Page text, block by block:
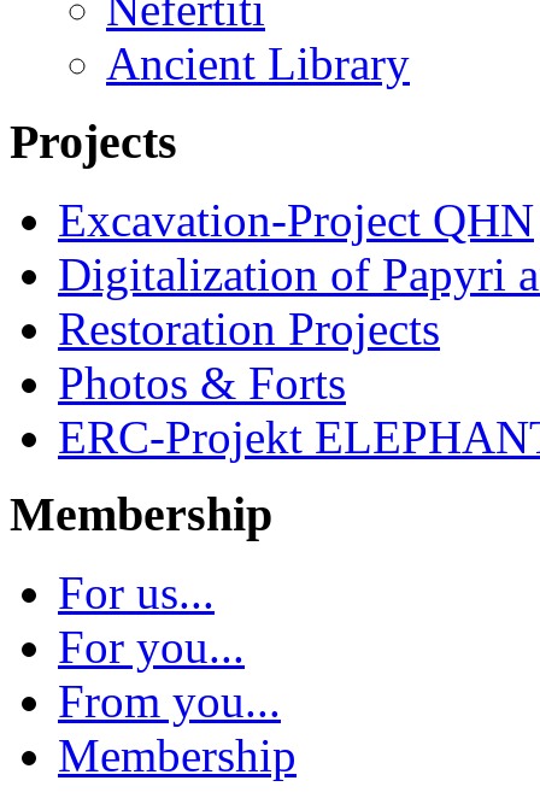
Ancient Library
Projects
Excavation-Project QHN
Digitalization of Papyri
Restoration Projects
Photos & Forts
ERC-Projekt
Membership
For us...
For you...
From you...
Membership